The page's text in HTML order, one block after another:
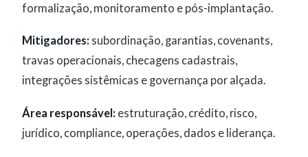
formalização, monitoramento e pós-implantação.
Mitigadores: subordinação, garantias, covenants,
travas operacionais, checagens cadastrais,
integrações sistêmicas e governança por alçada.
Área responsável: estruturação, crédito, risco,
jurídico, compliance, operações, dados e liderança.